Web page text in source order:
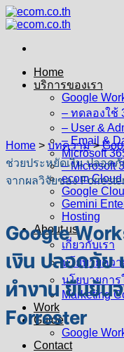
Skip
to
Home
บริการของเรา
Google
– ทดลองใช้
– User &
– Email &
Microsoft
– Microsoft
ecom
Google
Gemini
Hosting
About us
เกี่ยวกับเรา
นโยบายคว
นโยบายกา
Marketing
Work
Guide
Google
Contact
Home > บทความ>
ช่วยประหยัดเงิน ปลอด
จากผลวิจัยของ
Google
เงิน ปลอดภัย
ทำงาน ยืนยัน
Forrester